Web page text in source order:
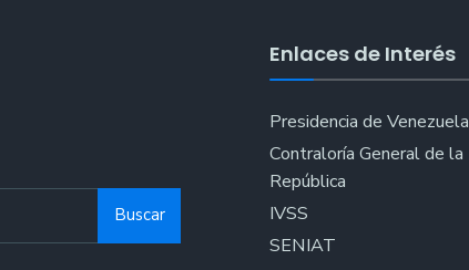
Buscar
Enlaces de Interés
Presidencia de Venezuela
Contraloría General de la
República
IVSS
SENIAT